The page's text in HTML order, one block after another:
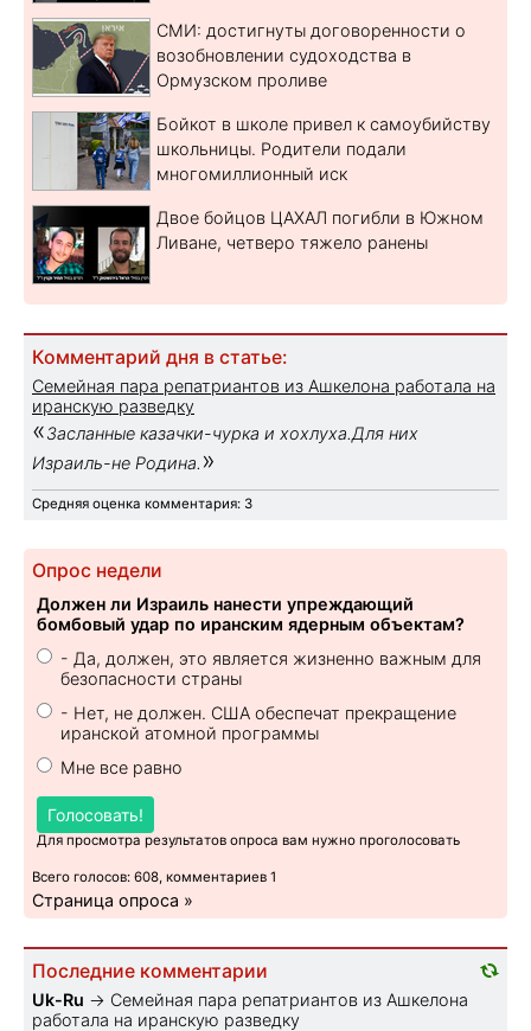
СМИ: достигнуты договоренности о
возобновлении судоходства в
Ормузском проливе
Бойкот в школе привел к самоубийству
школьницы. Родители подали
многомиллионный иск
Двое бойцов ЦАХАЛ погибли в Южном
Ливане, четверо тяжело ранены
Комментарий дня в статье:
Семейная пара репатриантов из Ашкелона работала на
иранскую разведку
«Засланные казачки-чурка и хохлуха.Для них
Израиль-не Родина. »
Средняя оценка комментария: 3
Опрос недели
Должен ли Израиль нанести упреждающий
бомбовый удар по иранским ядерным объектам?
- Да, должен, это является жизненно важным для
безопасности страны
- Нет, не должен. США обеспечат прекращение
иранской атомной программы
Мне все равно
Голосовать!
Для просмотра результатов опроса вам нужно проголосовать
Всего голосов: 608, комментариев 1
Страница опроса »
Последние комментарии
Uk-Ru → Семейная пара репатриантов из Ашкелона
работала на иранскую разведку